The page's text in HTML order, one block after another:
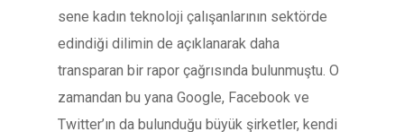
sene kadın teknoloji çalışanlarının sektörde
edindiği dilimin de açıklanarak daha
transparan bir rapor çağrısında bulunmuştu. O
zamandan bu yana Google, Facebook ve
Twitter’ın da bulunduğu büyük şirketler, kendi